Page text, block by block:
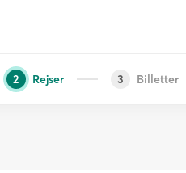
2 Rejser 3 Billetter